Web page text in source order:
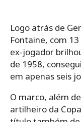
Logo atrás de
Fontaine, com
ex-jogador
de 1958,
em apenas seis
O marco, além
artilheiro da